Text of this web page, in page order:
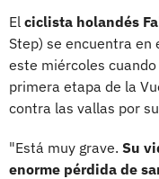
El ciclista holandés
Step) se encuentra
este miércoles
primera etapa de la
contra las vallas por
"Está muy grave. Su
enorme pérdida de